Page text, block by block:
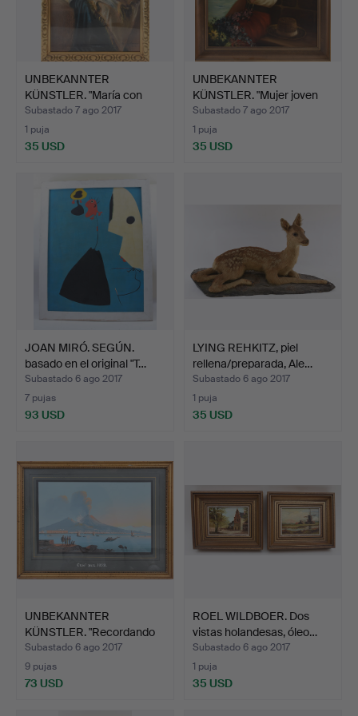
UNBEKANNTER
KÜNSTLER. "María con
Jesús", t…
Subastado 7 ago 2017
1 puja
35 USD
UNBEKANNTER
KÜNSTLER. "Mujer joven
con fal…
Subastado 7 ago 2017
1 puja
35 USD
JOAN MIRÓ. SEGÚN.
basado en el original "T…
Subastado 6 ago 2017
7 pujas
93 USD
LYING REHKITZ, piel
rellena/preparada, Ale…
Subastado 6 ago 2017
1 puja
35 USD
UNBEKANNTER
KÜNSTLER. "Recordando
la erupc…
Subastado 6 ago 2017
9 pujas
73 USD
ROEL WILDBOER. Dos
vistas holandesas, óleo…
Subastado 6 ago 2017
1 puja
35 USD